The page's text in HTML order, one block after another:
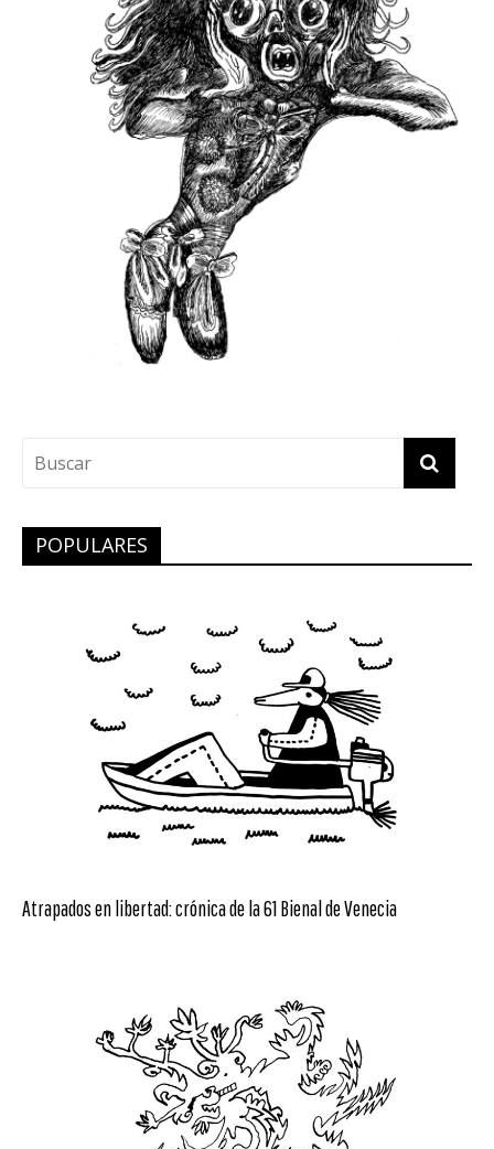
POPULARES
Atrapados en libertad: crónica de la 61 Bienal de Venecia